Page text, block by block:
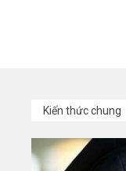
Kiến thức chung